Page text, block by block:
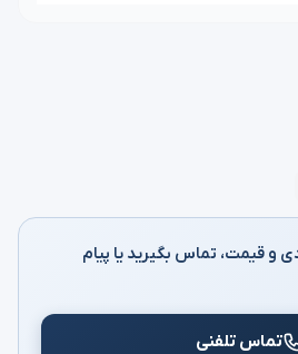
و قیمت، تماس بگیرید یا پیام
تماس تلفنی